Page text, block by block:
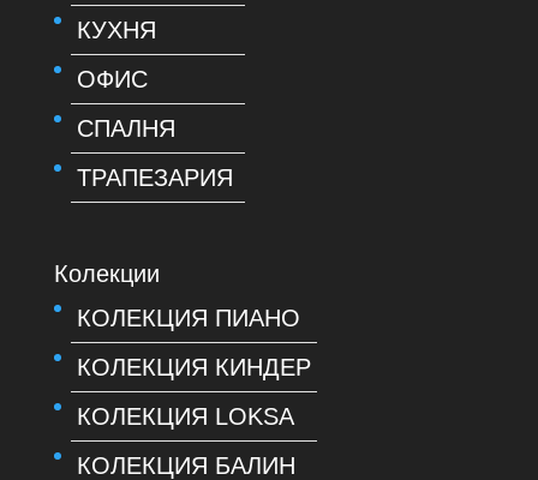
КУХНЯ
ОФИС
СПАЛНЯ
ТРАПЕЗАРИЯ
Колекции
КОЛЕКЦИЯ ПИАНО
КОЛЕКЦИЯ КИНДЕР
КОЛЕКЦИЯ LOKSA
КОЛЕКЦИЯ БАЛИН